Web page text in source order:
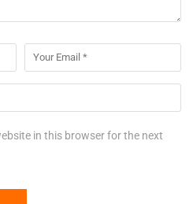
in this browser for the next